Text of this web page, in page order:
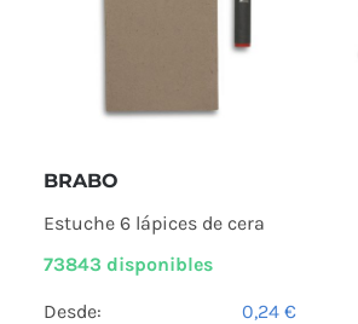
BRABO
Estuche 6 lápices de cera
73843 disponibles
Desde: 0,24 €